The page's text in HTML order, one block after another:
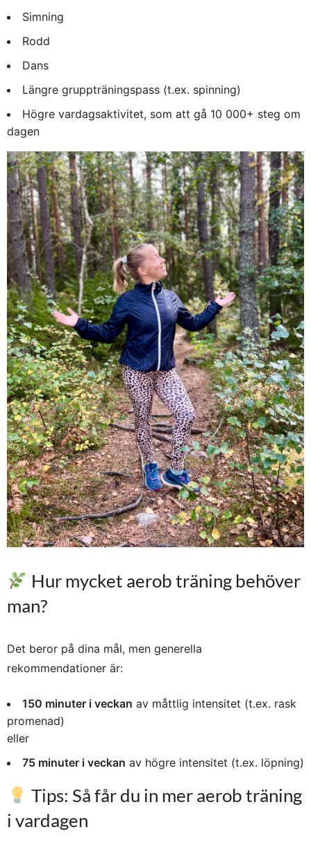
Simning
Rodd
Dans
Längre gruppträningspass (t.ex. spinning)
Högre vardagsaktivitet, som att gå 10 000+ steg om
dagen
Hur mycket aerob träning behöver
man?
Det beror på dina mål, men generella
rekommendationer är:
150 minuter i veckan av måttlig intensitet (t.ex. rask
promenad)
eller
75 minuter i veckan av högre intensitet (t.ex. löpning)
Tips: Så får du in mer aerob träning
i vardagen